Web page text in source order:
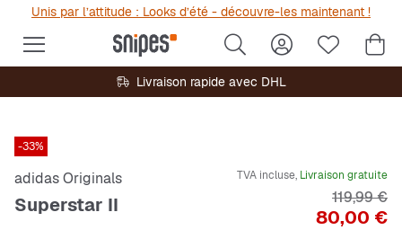
Unis par l’attitude : Looks d’été - découvre-les maintenant !
Livraison rapide avec DHL
-33%
adidas Originals
Superstar II
TVA incluse, Livraison gratuite
Prix
80,00 €
Prix
119,99 €